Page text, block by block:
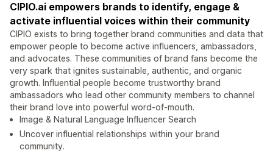
CIPIO.ai empowers brands to identify, engage &
activate influential voices within their community
CIPIO exists to bring together brand communities and data that
empower people to become active influencers, ambassadors,
and advocates. These communities of brand fans become the
very spark that ignites sustainable, authentic, and organic
growth. Influential people become trustworthy brand
ambassadors who lead other community members to channel
their brand love into powerful word-of-mouth.
Image & Natural Language Influencer Search
Uncover influential relationships within your brand
community.